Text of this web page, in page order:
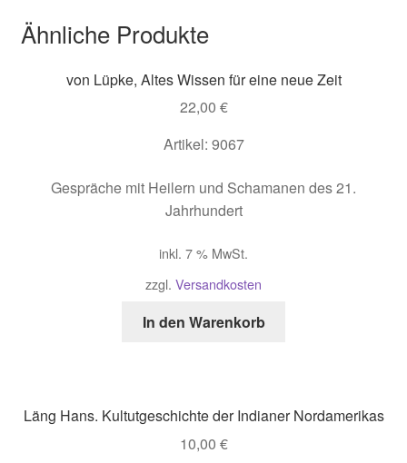
Ähnliche Produkte
von Lüpke, Altes Wissen für eine neue Zeit
22,00 €
Artikel: 9067
Gespräche mit Heilern und Schamanen des 21.
Jahrhundert
inkl. 7 % MwSt.
zzgl. Versandkosten
In den Warenkorb
Läng Hans. Kultutgeschichte der Indianer Nordamerikas
10,00 €